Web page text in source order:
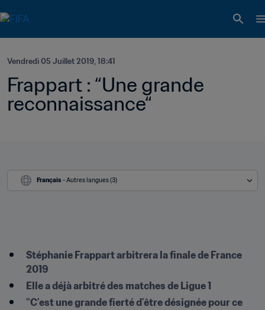
Vendredi 05 Juillet 2019, 18:41
Frappart : “Une grande
reconnaissance“
Français - Autres langues (3)
Stéphanie Frappart arbitrera la finale de France
2019
Elle a déjà arbitré des matches de Ligue 1
"C’est une grande fierté d’être désignée pour ce